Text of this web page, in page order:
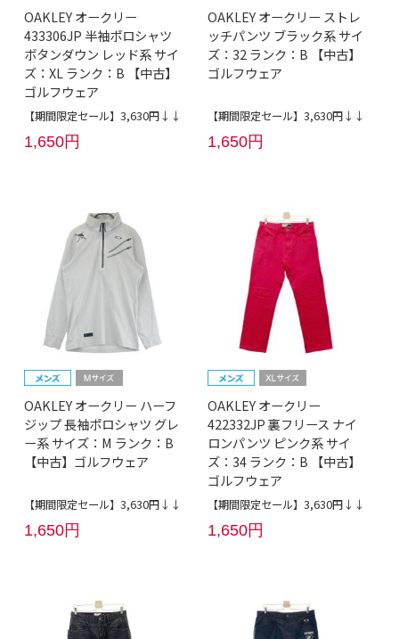
OAKLEY オークリー
433306JP 半袖ポロシャツ
ボタンダウン レッド系 サイ
ズ：XL ランク：B 【中古】
ゴルフウェア
【期間限定セール】3,630円↓↓
1,650円
OAKLEY オークリー ストレ
ッチパンツ ブラック系 サイ
ズ：32 ランク：B 【中古】
ゴルフウェア
【期間限定セール】3,630円↓↓
1,650円
OAKLEY オークリー ハーフ
ジップ 長袖ポロシャツ グレ
ー系 サイズ：M ランク：B
【中古】ゴルフウェア
【期間限定セール】3,630円↓↓
1,650円
OAKLEY オークリー
422332JP 裏フリース ナイ
ロンパンツ ピンク系 サイ
ズ：34 ランク：B 【中古】
ゴルフウェア
【期間限定セール】3,630円↓↓
1,650円